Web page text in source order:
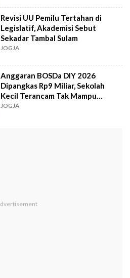
Revisi UU Pemilu Tertahan di
Legislatif, Akademisi Sebut
Sekadar Tambal Sulam
JOGJA
Anggaran BOSDa DIY 2026
Dipangkas Rp9 Miliar, Sekolah
Kecil Terancam Tak Mampu
Beroperasi
JOGJA